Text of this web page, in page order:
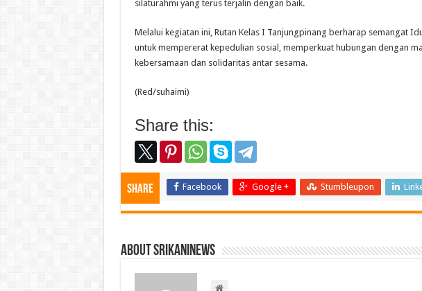
silaturahmi yang terus terjalin dengan baik.
Melalui kegiatan ini, Rutan Kelas I Tanjungpinang berharap semangat
untuk mempererat kepedulian sosial, memperkuat hubungan dengan
kebersamaan dan solidaritas antar sesama.
(Red/suhaimi)
Share this:
Share Facebook Google + Stumbleupon
About srikaninews